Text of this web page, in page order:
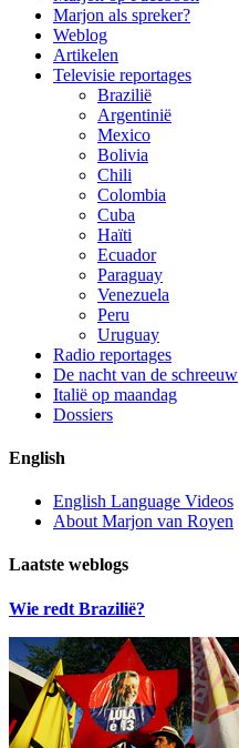
Marjon als spreker?
Weblog
Artikelen
Televisie reportages
Brazilië
Argentinië
Mexico
Bolivia
Chili
Colombia
Cuba
Haïti
Ecuador
Paraguay
Venezuela
Peru
Uruguay
Radio reportages
De nacht van de schreeuw
Italië op maandag
Dossiers
English
English Language Videos
About Marjon van Royen
Laatste weblogs
Wie redt Brazilië?